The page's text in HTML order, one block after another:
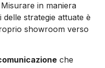
Misurare in maniera
strategie attuate è
showroom verso
che